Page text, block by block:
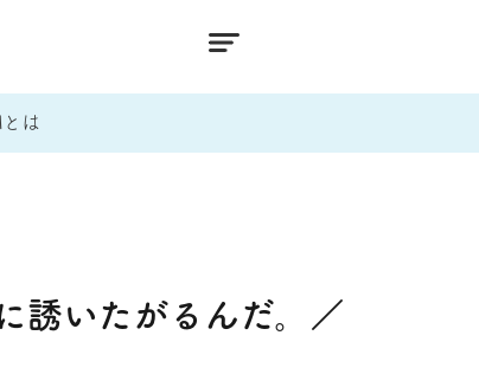
は
誘いたがるんだ。／